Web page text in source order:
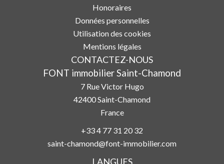
Honoraires
Données personnelles
Utilisation des cookies
Mentions légales
CONTACTEZ-NOUS
FONT immobilier Saint-Chamond
7 Rue Victor Hugo
42400Saint-Chamond
France
+33 4 77 31 20 32
saint-chamond@font-immobilier.com
LANGUES